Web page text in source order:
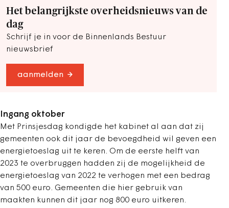
Het belangrijkste overheidsnieuws van de
dag
Schrijf je in voor de Binnenlands Bestuur
nieuwsbrief
aanmelden
Ingang oktober
Met Prinsjesdag kondigde het kabinet al aan dat zij
gemeenten ook dit jaar de bevoegdheid wil geven een
energietoeslag uit te keren. Om de eerste helft van
2023 te overbruggen hadden zij de mogelijkheid de
energietoeslag van 2022 te verhogen met een bedrag
van 500 euro. Gemeenten die hier gebruik van
maakten kunnen dit jaar nog 800 euro uitkeren.